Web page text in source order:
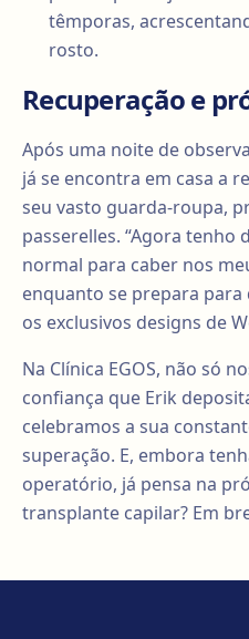
têmporas,
rosto.
Recuperação e
Após uma noite de
já se encontra em casa a
seu vasto guarda-roupa,
passerelles. “Agora tenho
normal para caber nos
enquanto se prepara
os exclusivos designs de
Na Clínica EGOS, não só
confiança que Erik
celebramos a sua
superação. E, embora
operatório, já pensa na
transplante capilar? Em